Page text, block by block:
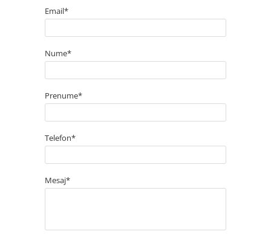
Email*
Nume*
Prenume*
Telefon*
Mesaj*